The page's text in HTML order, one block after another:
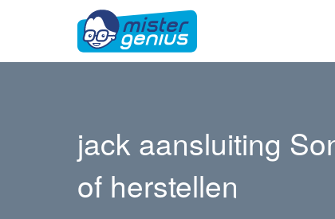
jack aansluiting
of herstellen